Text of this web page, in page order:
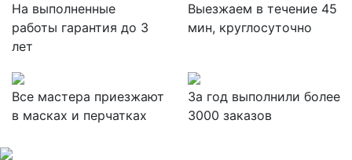
На выполненные
работы гарантия до 3
лет
Выезжаем в течение 45
мин, круглосуточно
Все мастера приезжают
в масках и перчатках
За год выполнили более
3000 заказов